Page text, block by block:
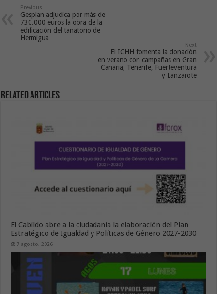
Previous
Gesplan adjudica por más de
730.000 euros la obra de la
edificación del tanatorio de
Hermigua
Next
El ICHH fomenta la donación
en verano con campañas en Gran
Canaria, Tenerife, Fuerteventura
y Lanzarote
Related Articles
El Cabildo abre a la ciudadanía la elaboración del Plan
Estratégico de Igualdad y Políticas de Género 2027-2030
7 agosto, 2026